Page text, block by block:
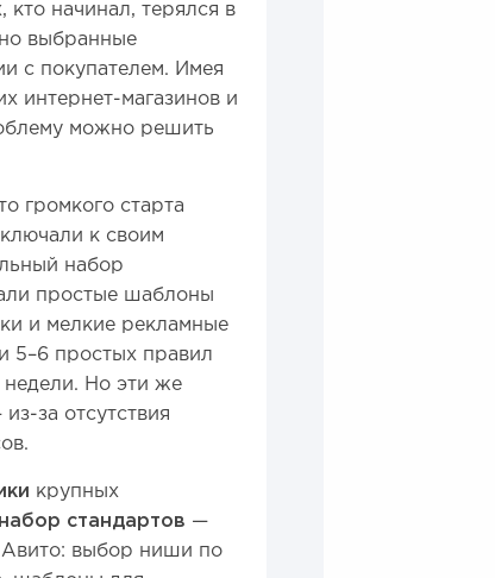
начинал, терялся в
выбранные
с покупателем. Имея
интернет-магазинов и
можно решить
громкого старта
к своим
набор
простые шаблоны
и мелкие рекламные
5–6 простых правил
Но эти же
за отсутствия
крупных
стандартов —
Авито: выбор ниши по